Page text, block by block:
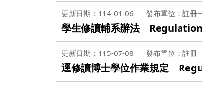
更新日期：114-01-06 發布單位：註冊
學生修讀輔系辦法
更新日期：115-07-08 發布單位：註冊
逕修讀博士學位作業規定